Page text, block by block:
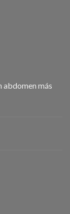
abdomen más